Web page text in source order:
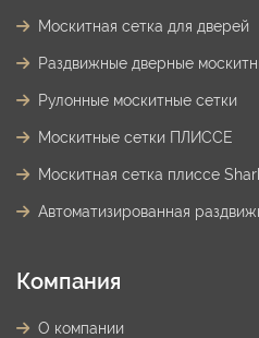
Москитная сетка для дверей
Раздвижные дверные
Рулонные москитные сетки
Москитные сетки ПЛИССЕ
Москитная сетка плиссе
Автоматизированная
Компания
О компании